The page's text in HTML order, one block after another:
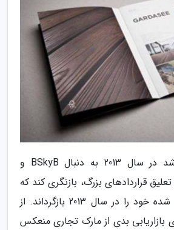
فیس بوک مجبور شد در سال 2013 به دنبال BSkyB و
قراردادهای بزرگ، بازنگری کند که
آگهی های پرداخت شده خود را در سال 2013 بازگرداند. از
بازاریابی بدی از مارک تجاری منعکس